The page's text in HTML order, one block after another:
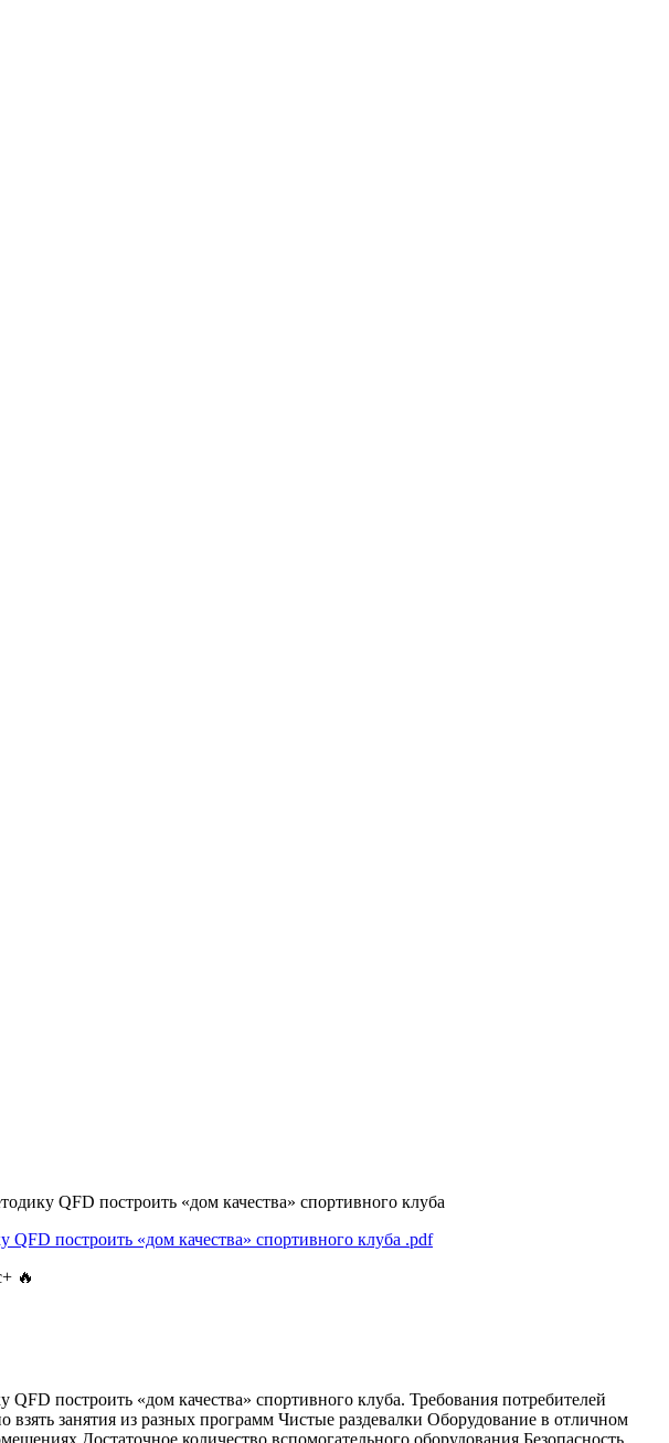
QFD построить «дом качества» спортивного клуба
построить «дом качества» спортивного клуба .pdf
🔥
построить «дом качества» спортивного клуба. Требования потребителей
занятия из разных программ Чистые раздевалки Оборудование в отличном